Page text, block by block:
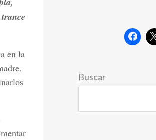
en la
Buscar